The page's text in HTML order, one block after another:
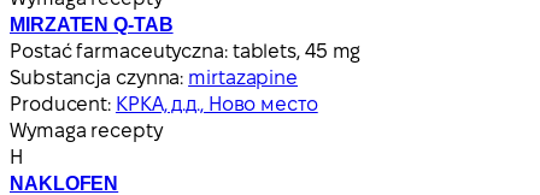
MIRZATEN Q-TAB
Postać farmaceutyczna: tablets, 45 mg
Substancja czynna: mirtazapine
Producent: КРКА, д.д., Ново место
Wymaga recepty
Н
NAKLOFEN